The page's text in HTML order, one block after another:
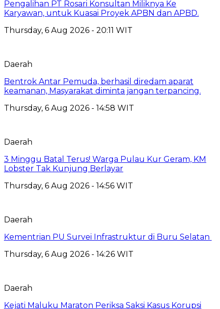
Pengalihan PT Rosari Konsultan Miliknya Ke
Karyawan, untuk Kuasai Proyek APBN dan APBD.
Thursday, 6 Aug 2026 - 20:11 WIT
Daerah
Bentrok Antar Pemuda, berhasil diredam aparat
keamanan, Masyarakat diminta jangan terpancing.
Thursday, 6 Aug 2026 - 14:58 WIT
Daerah
3 Minggu Batal Terus! Warga Pulau Kur Geram, KM
Lobster Tak Kunjung Berlayar
Thursday, 6 Aug 2026 - 14:56 WIT
Daerah
Kementrian PU Survei Infrastruktur di Buru Selatan
Thursday, 6 Aug 2026 - 14:26 WIT
Daerah
Kejati Maluku Maraton Periksa Saksi Kasus Korupsi